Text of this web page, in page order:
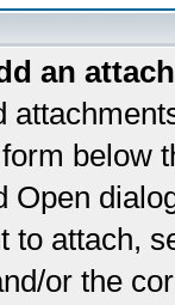
an
below
Open
to attach,
or the